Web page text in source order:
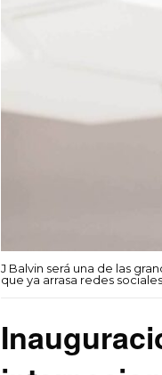
J Balvin será una de las
que ya arrasa redes sociales.